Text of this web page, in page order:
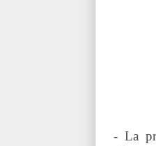
- La